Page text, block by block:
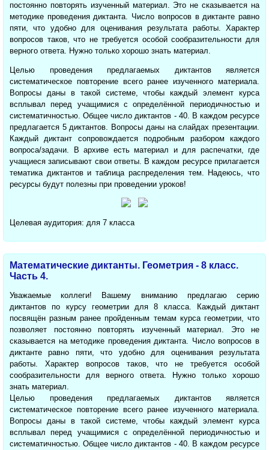
постоянно повторять изученный материал. Это не сказывается на
методике проведения диктанта. Число вопросов в диктанте равно
пяти, что удобно для оценивания результата работы. Характер
вопросов таков, что не требуется особой сообразительности для
верного ответа. Нужно только хорошо знать материал.
Целью проведения предлагаемых диктантов является
систематическое повторение всего ранее изученного материала.
Вопросы даны в такой системе, чтобы каждый элемент курса
всплывал перед учащимися с определённой периодичностью и
систематичностью. Общее число диктантов - 40. В каждом ресурсе
предлагается 5 диктантов. Вопросы даны на слайдах презентации.
Каждый диктант сопровождается подробным разбором каждого
вопроса/задачи. В архиве есть материал и для распечатки, где
учащиеся записывают свои ответы. В каждом ресурсе прилагается
тематика диктантов и таблица распределения тем. Надеюсь, что
ресурсы будут полезны при проведении уроков!
Целевая аудитория: для 7 класса
Математические диктанты. Геометрия - 8 класс.
Часть 4.
Уважаемые коллеги! Вашему вниманию предлагаю серию
диктантов по курсу геометрии для 8 класса. Каждый диктант
посвящён разным ранее пройденным темам курса геометрии, что
позволяет постоянно повторять изученный материал. Это не
сказывается на методике проведения диктанта. Число вопросов в
диктанте равно пяти, что удобно для оценивания результата
работы. Характер вопросов таков, что не требуется особой
сообразительности для верного ответа. Нужно только хорошо
знать материал.
Целью проведения предлагаемых диктантов является
систематическое повторение всего ранее изученного материала.
Вопросы даны в такой системе, чтобы каждый элемент курса
всплывал перед учащимися с определённой периодичностью и
систематичностью. Общее число диктантов - 40. В каждом ресурсе